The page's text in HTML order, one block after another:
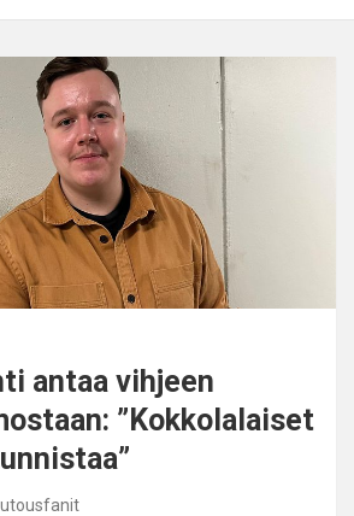
antaa vihjeen
”Kokkolalaiset